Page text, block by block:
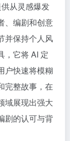
从灵感爆发
、编剧和创意
并保持个人风
，它将 AI 定
户快速将模糊
完整故事，在
域展现出强大
剧的认可与背